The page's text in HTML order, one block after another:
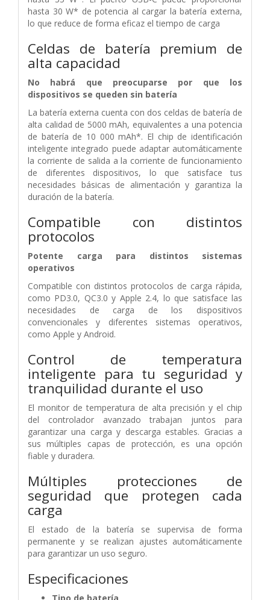
hasta 30 W* de potencia al cargar la batería externa,
lo que reduce de forma eficaz el tiempo de carga
Celdas de batería premium de
alta capacidad
No habrá que preocuparse por que los
dispositivos se queden sin batería
La batería externa cuenta con dos celdas de batería de
alta calidad de 5000 mAh, equivalentes a una potencia
de batería de 10 000 mAh*. El chip de identificación
inteligente integrado puede adaptar automáticamente
la corriente de salida a la corriente de funcionamiento
de diferentes dispositivos, lo que satisface tus
necesidades básicas de alimentación y garantiza la
duración de la batería.
Compatible con distintos
protocolos
Potente carga para distintos sistemas
operativos
Compatible con distintos protocolos de carga rápida,
como PD3.0, QC3.0 y Apple 2.4, lo que satisface las
necesidades de carga de los dispositivos
convencionales y diferentes sistemas operativos,
como Apple y Android.
Control de temperatura
inteligente para tu seguridad y
tranquilidad durante el uso
El monitor de temperatura de alta precisión y el chip
del controlador avanzado trabajan juntos para
garantizar una carga y descarga estables. Gracias a
sus múltiples capas de protección, es una opción
fiable y duradera.
Múltiples protecciones de
seguridad que protegen cada
carga
El estado de la batería se supervisa de forma
permanente y se realizan ajustes automáticamente
para garantizar un uso seguro.
Especificaciones
Tipo de batería